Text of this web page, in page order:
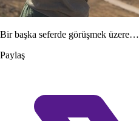
Bir başka seferde görüşmek üzere…
Paylaş